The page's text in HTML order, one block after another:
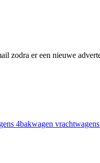
zodra er een nieuwe
4bakwagen vrachtwagens